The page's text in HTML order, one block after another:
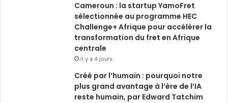
Cameroun : la startup YamoFret
sélectionnée au programme HEC
Challenge+ Afrique pour accélérer la
transformation du fret en Afrique
centrale
il y a 4 jours
Créé par l’humain : pourquoi notre
plus grand avantage à l’ère de l’IA
reste humain, par Edward Tatchim